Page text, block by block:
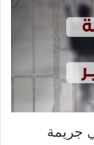
جريمة